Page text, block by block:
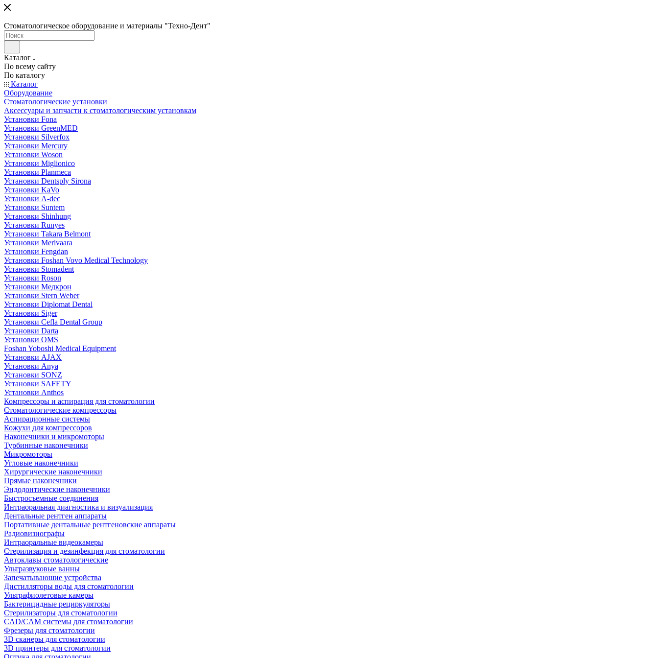
Стоматологическое оборудование и материалы "Техно-Дент"
Каталог
По всему сайту
По каталогу
Каталог
Оборудование
Стоматологические установки
Аксессуары и запчасти к стоматологическим установкам
Установки Fona
Установки GreenMED
Установки Silverfox
Установки Mercury
Установки Woson
Установки Miglionico
Установки Planmeca
Установки Dentsply Sirona
Установки KaVo
Установки A-dec
Установки Suntem
Установки Shinhung
Установки Runyes
Установки Takara Belmont
Установки Merivaara
Установки Fengdan
Установки Foshan Vovo Medical Technology
Установки Stomadent
Установки Roson
Установки Медкрон
Установки Stern Weber
Установки Diplomat Dental
Установки Siger
Установки Cefla Dental Group
Установки Darta
Установки OMS
Foshan Yoboshi Medical Equipment
Установки AJAX
Установки Anya
Установки SONZ
Установки SAFETY
Установки Anthos
Компрессоры и аспирация для стоматологии
Стоматологические компрессоры
Аспирационные системы
Кожухи для компрессоров
Наконечники и микромоторы
Турбинные наконечники
Микромоторы
Угловые наконечники
Хирургические наконечники
Прямые наконечники
Эндодонтические наконечники
Быстросъемные соединения
Интраоральная диагностика и визуализация
Дентальные рентген аппараты
Портативные дентальные рентгеновские аппараты
Радиовизиографы
Интраоральные видеокамеры
Стерилизация и дезинфекция для стоматологии
Автоклавы стоматологические
Ультразвуковые ванны
Запечатывающие устройства
Дистилляторы воды для стоматологии
Ультрафиолетовые камеры
Бактерицидные рециркуляторы
Стерилизаторы для стоматологии
CAD/CAM системы для стоматологии
Фрезеры для стоматологии
3D cканеры для стоматологии
3D принтеры для стоматологии